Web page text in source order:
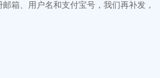
箱、用户名和支付宝号，我们再补发，